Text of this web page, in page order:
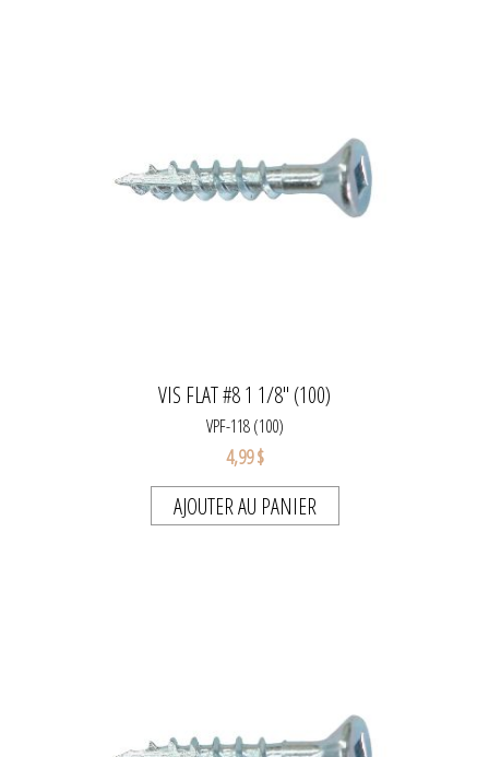
VIS FLAT #8 1 1/8" (100)
VPF-118 (100)
4,99 $
AJOUTER AU PANIER